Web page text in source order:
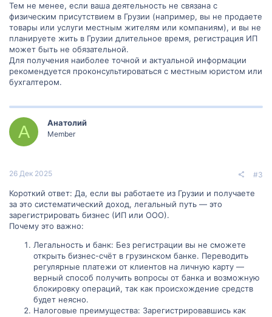
Тем не менее, если ваша деятельность не связана с
физическим присутствием в Грузии (например, вы не продаете
товары или услуги местным жителям или компаниям), и вы не
планируете жить в Грузии длительное время, регистрация ИП
может быть не обязательной.
Для получения наиболее точной и актуальной информации
рекомендуется проконсультироваться с местным юристом или
бухгалтером.
А Анатолий
Member
26 Дек 2025 #3
Короткий ответ: Да, если вы работаете из Грузии и получаете
за это систематический доход, легальный путь — это
зарегистрировать бизнес (ИП или ООО).
Почему это важно:
Легальность и банк: Без регистрации вы не сможете
открыть бизнес-счёт в грузинском банке. Переводить
регулярные платежи от клиентов на личную карту —
верный способ получить вопросы от банка и возможную
блокировку операций, так как происхождение средств
будет неясно.
Налоговые преимущества: Зарегистрировавшись как